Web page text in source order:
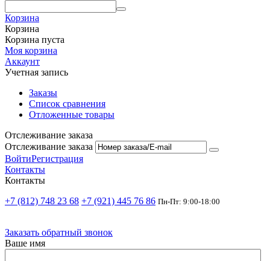
Корзина
Корзина
Корзина пуста
Моя корзина
Аккаунт
Учетная запись
Заказы
Список сравнения
Отложенные товары
Отслеживание заказа
Отслеживание заказа
ВойтиРегистрация
Контакты
Контакты
+7 (812) 748 23 68 +7 (921) 445 76 86 Пн-Пт: 9:00-18:00
Заказать обратный звонок
Ваше имя